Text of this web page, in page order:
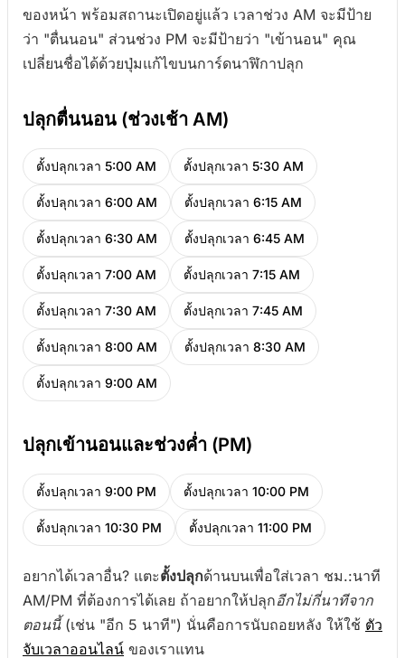
ของหน้า พร้อมสถานะเปิดอยู่แล้ว เวลาช่วง AM จะมีป้าย
ว่า "ตื่นนอน" ส่วนช่วง PM จะมีป้ายว่า "เข้านอน" คุณ
เปลี่ยนชื่อได้ด้วยปุ่มแก้ไขบนการ์ดนาฬิกาปลุก
ปลุกตื่นนอน (ช่วงเช้า AM)
ตั้งปลุกเวลา 5:00 AM ตั้งปลุกเวลา 5:30 AM
ตั้งปลุกเวลา 6:00 AM ตั้งปลุกเวลา 6:15 AM
ตั้งปลุกเวลา 6:30 AM ตั้งปลุกเวลา 6:45 AM
ตั้งปลุกเวลา 7:00 AM ตั้งปลุกเวลา 7:15 AM
ตั้งปลุกเวลา 7:30 AM ตั้งปลุกเวลา 7:45 AM
ตั้งปลุกเวลา 8:00 AM ตั้งปลุกเวลา 8:30 AM
ตั้งปลุกเวลา 9:00 AM
ปลุกเข้านอนและช่วงค่ำ (PM)
ตั้งปลุกเวลา 9:00 PM ตั้งปลุกเวลา 10:00 PM
ตั้งปลุกเวลา 10:30 PM ตั้งปลุกเวลา 11:00 PM
อยากได้เวลาอื่น? แตะตั้งปลุกด้านบนเพื่อใส่เวลา ชม.:นาที
AM/PM ที่ต้องการได้เลย ถ้าอยากให้ปลุกอีกไม่กี่นาทีจาก
ตอนนี้(เช่น "อีก 5 นาที") นั่นคือการนับถอยหลัง ให้ใช้ ตัว
จับเวลาออนไลน์ ของเราแทน